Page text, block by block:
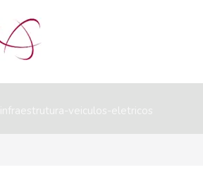
infraestrutura-veiculos-eletricos